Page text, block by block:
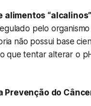
alimentos
pelo
não possui base
que tentar alterar o
Prevenção do